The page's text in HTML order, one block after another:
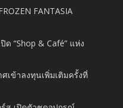
FANTASIA
“Shop & Café” แห่ง
ศเข้าลงทุนเพิ่มเติมครั้งที่